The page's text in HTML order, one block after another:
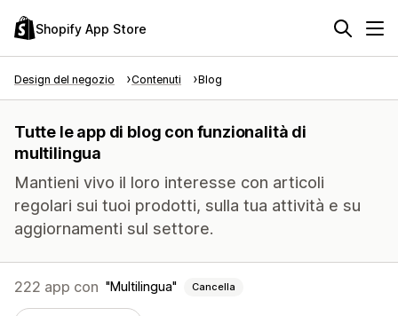
Shopify App Store
Design del negozio Contenuti Blog
Tutte le app di blog con funzionalità di
multilingua
Mantieni vivo il loro interesse con articoli
regolari sui tuoi prodotti, sulla tua attività e su
aggiornamenti sul settore.
222 app con Multilingua Cancella